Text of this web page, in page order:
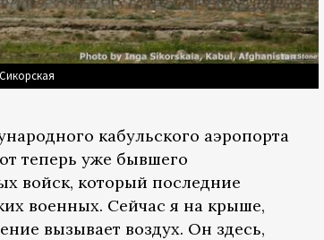
кабульского аэропорта
теперь уже бывшего
войск, который последние
военных. Сейчас я на крыше,
вызывает воздух. Он здесь,